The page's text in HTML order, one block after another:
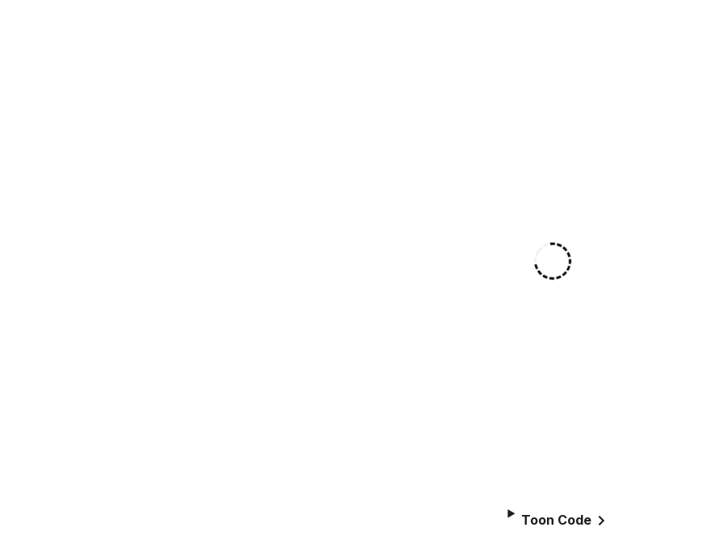
Toon Code